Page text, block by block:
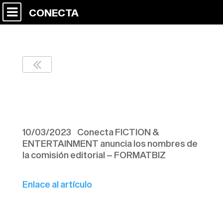
CONECTA
10/03/2023 Conecta FICTION &
ENTERTAINMENT anuncia los nombres de
la comisión editorial – FORMATBIZ
Enlace al artículo